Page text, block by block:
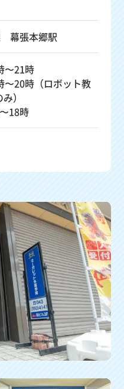
幕張本郷駅
〜21時
〜20時（ロボット教
）
18時